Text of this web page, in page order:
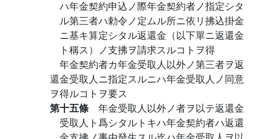
ハ年金契約申込ノ際年金契約者ノ指定シタ
ル第三者ハ勅令ノ定ムル所ニ依リ拂込掛金
ニ基キ算定シタル返還金（以下單ニ返還金
ト稱ス）ノ支拂ヲ請求スルコトヲ得
年金契約者カ年金受取人以外ノ第三者ヲ返
還金受取人ニ指定スルニハ年金受取人ノ同意
ヲ得ルコトヲ要ス
第十五條 年金受取人以外ノ者ヲ以テ返還金
受取人ト爲シタルトキハ年金契約者ハ返還